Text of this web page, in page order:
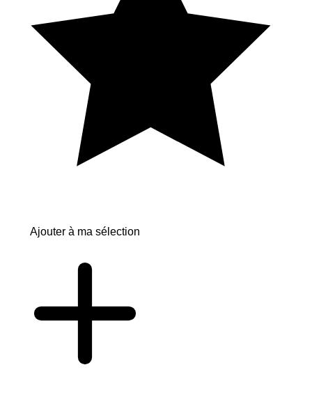
Ajouter à ma sélection